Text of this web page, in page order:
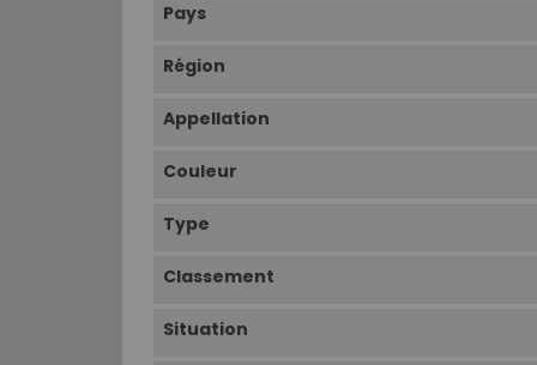
Pays
Région
Appellation
Couleur
Type
Classement
Situation